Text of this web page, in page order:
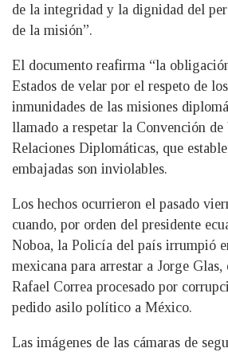
de la integridad y la dignidad del
de la misión”.
El documento reafirma “la
Estados de velar por el respeto de
inmunidades de las misiones
llamado a respetar la Convención de
Relaciones Diplomáticas, que
embajadas son inviolables.
Los hechos ocurrieron el pasado
cuando, por orden del presidente
Noboa, la Policía del país irrumpió
mexicana para arrestar a Jorge
Rafael Correa procesado por
pedido asilo político a México.
Las imágenes de las cámaras de